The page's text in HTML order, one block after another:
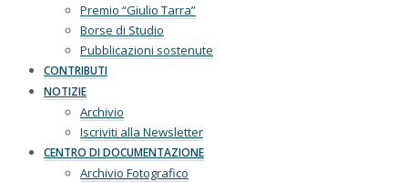
Premio “Giulio Tarra”
Borse di Studio
Pubblicazioni sostenute
CONTRIBUTI
NOTIZIE
Archivio
Iscriviti alla Newsletter
CENTRO DI DOCUMENTAZIONE
Archivio Fotografico